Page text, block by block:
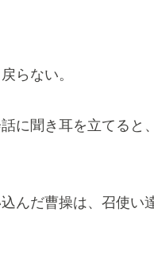
らない。
に聞き耳を立てると
んだ曹操は、召使い